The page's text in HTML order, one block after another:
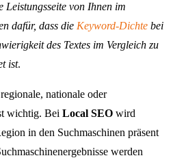
Leistungsseite von Ihnen im
dafür, dass die Keyword-Dichte bei
des Textes im Vergleich zu
ist.
nationale oder
wichtig. Bei Local SEO wird
in den Suchmaschinen präsent
werden